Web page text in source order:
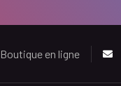
Boutique en ligne